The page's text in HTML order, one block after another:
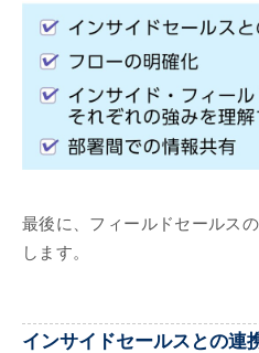
最後に、フィールドセールス
します。
インサイドセールスとの連